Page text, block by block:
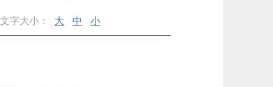
文字大小： 大 中 小